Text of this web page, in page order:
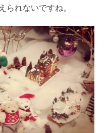
られないですね。